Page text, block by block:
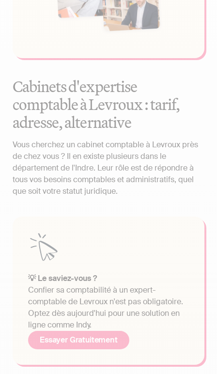
Cabinets d'expertise
comptable à Levroux : tarif,
adresse, alternative
Vous cherchez un cabinet comptable à Levroux près
de chez vous ? Il en existe plusieurs dans le
département de l'Indre. Leur rôle est de répondre à
tous vos besoins comptables et administratifs, quel
que soit votre statut juridique.
💡 Le saviez-vous ?
Confier sa comptabilité à un expert-
comptable de Levroux n'est pas obligatoire.
Optez dès aujourd'hui pour une solution en
ligne comme Indy.
Essayer Gratuitement